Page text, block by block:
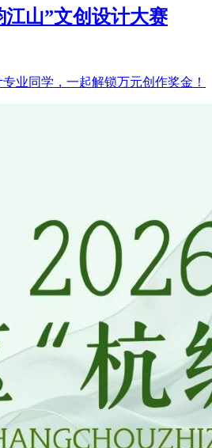
江山”文创设计大赛
业同学，一起解锁万元创作奖金！